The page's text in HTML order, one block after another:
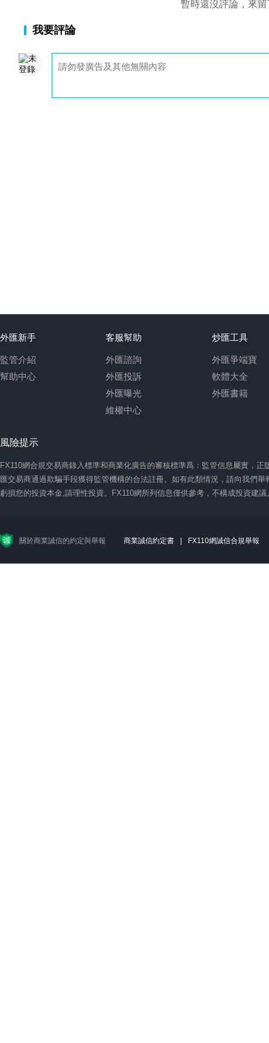
暫時還沒評論，來
我要評論
外匯新手
監管介紹
幫助中心
客服幫助
外匯諮詢
外匯投訴
外匯曝光
維權中心
炒匯工具
外匯爭端寶
軟體大全
外匯書籍
風險提示
FX110網合規交易商錄入標準和商業化廣告的審核標準爲：監管信息屬實，
匯交易商通過欺騙手段獲得監管機構的合法註冊。如有此類情況，請向我們
虧損您的投資本金,請理性投資。FX110網所列信息僅供參考，不構成投資建
關於商業誠信的約定與舉報 商業誠信約定書 | FX110網誠信合規舉報